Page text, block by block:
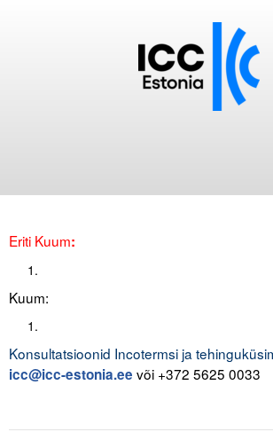
ICC Eesti liikmebaas
Kalender
Eriti Kuum:
Kuum:
Konsultatsioonid Incotermsi ja
icc@icc-estonia.ee või +372 5625 0033